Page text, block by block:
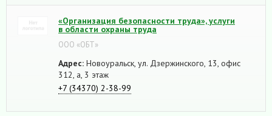
«Организация безопасности труда», услуги
в области охраны труда
ООО «ОБТ»
Адрес: Новоуральск, ул. Дзержинского, 13, офис
312, а, 3 этаж
+7 (34370) 2-38-99